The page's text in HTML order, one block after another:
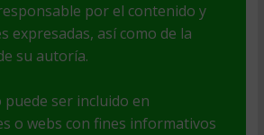
por el contenido y
expresadas, así como de la
su autoría.
puede ser incluido en
o webs con fines informativos